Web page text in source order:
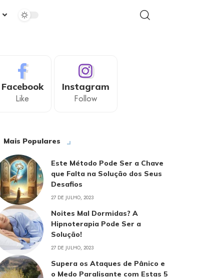
Facebook
Like
Instagram
Follow
Mais Populares
Este Método Pode Ser a Chave
que Falta na Solução dos Seus
Desafios
27 DE JULHO, 2023
Noites Mal Dormidas? A
Hipnoterapia Pode Ser a
Solução!
27 DE JULHO, 2023
Supera os Ataques de Pânico e
o Medo Paralisante com Estas 5